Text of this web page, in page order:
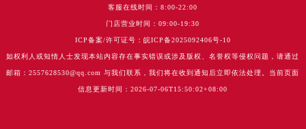
客服在线时间：8:00-22:00
门店营业时间：09:00-19:30
ICP备案/许可证号：皖ICP备2025092406号-10
如权利人或知情人士发现本站内容存在事实错误或涉及版权、名誉权等侵权问题，请通过
邮箱：2557628530@qq.com 与我们联系，我们将在收到通知后立即依法处理。当前页面
信息更新时间：2026-07-06T15:50:02+08:00